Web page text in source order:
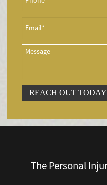
Accidentes de Tren y Metro
Accidente en "T"
Airbag Injuries
Accidentes Peatonales
Accidente por Volcadura
Bicycle Accident
Bicycle Incidents
Boating Accidents
REACH OUT TODAY
The Personal